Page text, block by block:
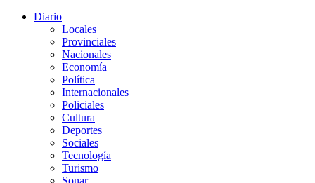
Diario
Locales
Provinciales
Nacionales
Economía
Política
Internacionales
Policiales
Cultura
Deportes
Sociales
Tecnología
Turismo